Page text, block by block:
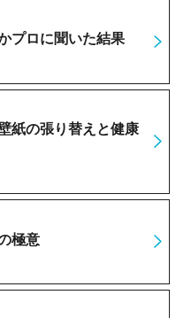
プロに聞いた結果
紙の張り替えと健康
極意